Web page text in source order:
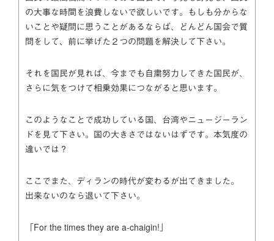
の大事な時間を浪費しないで欲しいです。もしも分からな
いことや疑問に思うことがあるならば、どんどん国会で質
問をして、前に挙げた２つの問題を解決して下さい。
それを国民が見れば、今までも自粛努力してきた国民が、
さらに気をつけて相乗効果につながると思います。
このようなことで成功している国、台湾やニュージーラン
ドを見て下さい。国の大きさではないはずです。本気度の
違いでは？
ここでまた、ディランの時代が変わるが出てきました。
出来ないのなら退いて下さい。
「For the times they are a-chaigin!」